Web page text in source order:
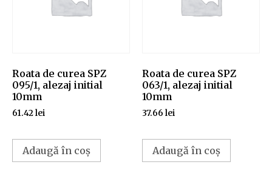
Roata de curea SPZ
095/1, alezaj initial
10mm
61.42lei
Adaugă în coș
Roata de curea SPZ
063/1, alezaj initial
10mm
37.66 lei
Adaugă în coș